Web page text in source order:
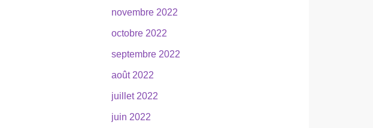
novembre 2022
octobre 2022
septembre 2022
août 2022
juillet 2022
juin 2022